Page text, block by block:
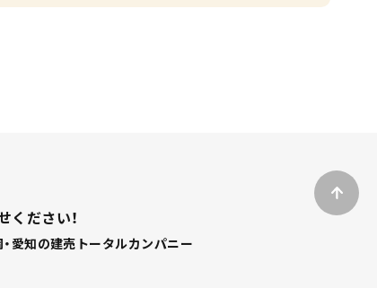
ださい！
愛知の建売トータルカンパニー